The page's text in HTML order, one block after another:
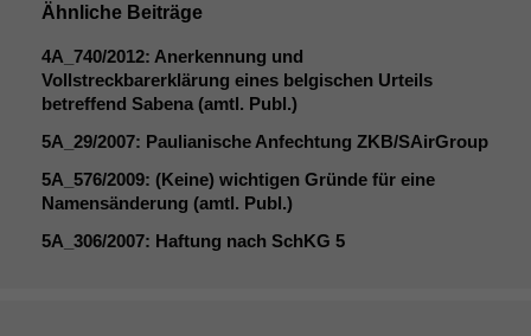
Ähnliche Beiträge
4A_740/2012: Anerkennung und
Vollstreckbarerklärung eines belgischen Urteils
betreffend Sabena (amtl. Publ.)
5A_29/2007: Paulianische Anfechtung ZKB/SAirGroup
5A_576/2009: (Keine) wichtigen Gründe für eine
Namensänderung (amtl. Publ.)
5A_306/2007: Haftung nach SchKG 5
zu 100%
anonyme Daten ab,